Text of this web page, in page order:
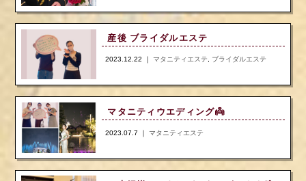
産後 ブライダルエステ
2023.12.22 ｜マタニティエステ, ブライダルエステ
マタニティウエディング👼
2023.07.7 ｜マタニティエステ